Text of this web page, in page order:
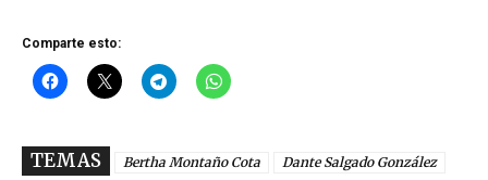
Comparte esto:
TEMAS Bertha Montaño Cota
Dante Salgado González